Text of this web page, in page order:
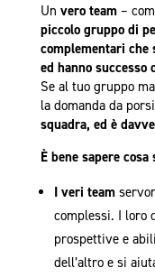
Un vero team–
piccolo gruppo di
complementari che
ed hanno successo
Se al tuo gruppo
la domanda da
squadra, ed è
È bene sapere
I veri team
complessi. I loro
prospettive e
dell’altro e si